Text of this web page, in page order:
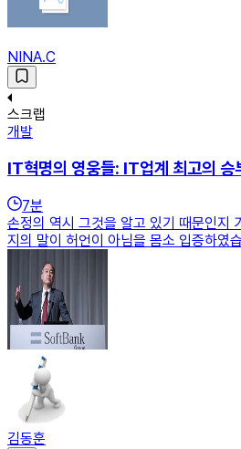
NINA.C
스크랩
개발
IT혁명의 영웅들: IT업계 최고의 승
7분
손정의 역시 그것을 알고 있기 때문인지
지의 말이 허언이 아님을 몸소 입증하였
김동훈